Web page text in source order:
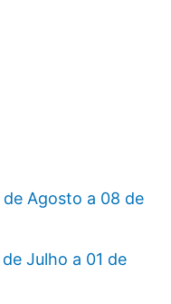
Agosto a 08 de
Julho a 01 de